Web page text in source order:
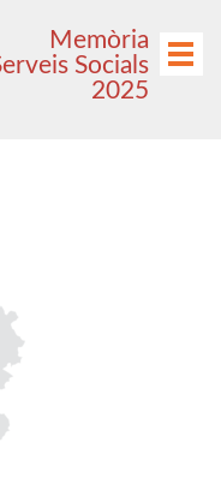
Menú
Memòria
Socials
2025